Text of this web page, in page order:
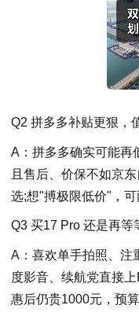
Q2 拼多多补贴更狠，
A：拼多多确实可能再
且售后、价保不如京
选;想"搏极限低价"，可
Q3 买17 Pro 还是再等
A：喜欢单手拍照、注
度影音、续航党直接
惠后仍贵1000元，预